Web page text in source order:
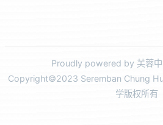
Proudly powered by 芙蓉中
Copyright©2023 Seremban Chung
学版权所有